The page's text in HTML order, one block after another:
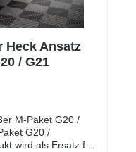
Heck Ansatz
/ G21
M-Paket G20 /
G20 /
wird als Ersatz für